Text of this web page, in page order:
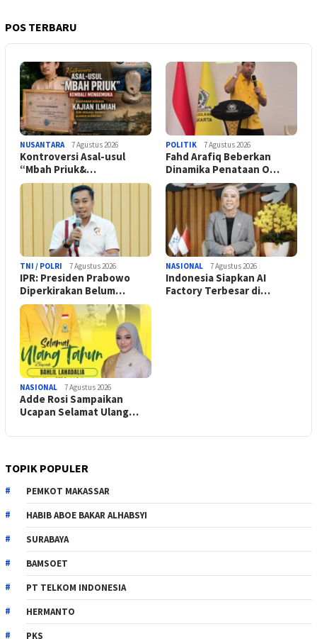
POS TERBARU
NUSANTARA 7 Agustus 2026
Kontroversi Asal-usul
“Mbah Priuk&…
POLITIK 7 Agustus 2026
Fahd Arafiq Beberkan
Dinamika Penataan O…
TNI / POLRI 7 Agustus 2026
IPR: Presiden Prabowo
Diperkirakan Belum…
NASIONAL 7 Agustus 2026
Indonesia Siapkan AI
Factory Terbesar di…
NASIONAL 7 Agustus 2026
Adde Rosi Sampaikan
Ucapan Selamat Ulang…
TOPIK POPULER
PEMKOT MAKASSAR
HABIB ABOE BAKAR ALHABSYI
SURABAYA
BAMSOET
PT TELKOM INDONESIA
HERMANTO
PKS